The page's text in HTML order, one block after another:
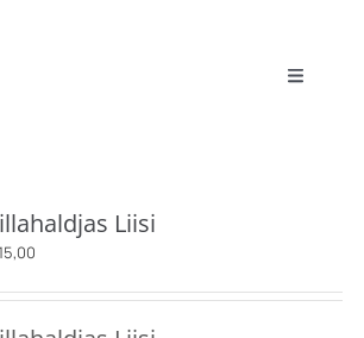
Toggle
Liisi